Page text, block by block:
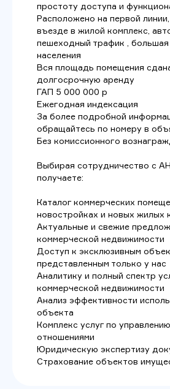
простоту доступа и
Расположено на первой
въезде в жилой комплекс,
пешеходный трафик , большая
населения
Вся площадь помещения
долгосрочную аренду
ГАП 5 000 000 р
Ежегодная индексация
За более подробной
обращайтесь по номеру в
Без комиссионного
Выбирая сотрудничество с
получаете:
Каталог коммерческих
новостройках и новых жилых
Актуальные и свежие
коммерческой недвижимости
Доступ к эксклюзивным
представленным только у нас
Аналитику и полный спектр
коммерческой недвижимости
Анализ эффективности
объекта
Комплекс услуг по
отношениями
Юридическую экспертизу
Страхование объектов